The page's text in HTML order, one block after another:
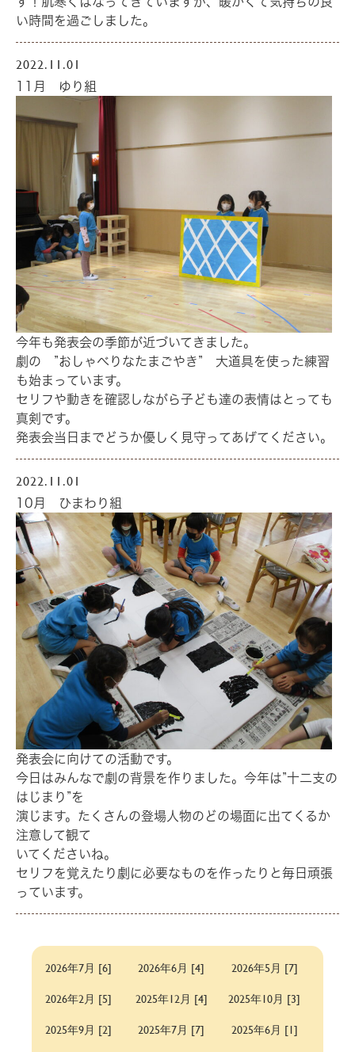
い時間を過ごしました。
2022.11.01
11月 ゆり組
今年も発表会の季節が近づいてきました。
劇の ”おしゃべりなたまごやき” 大道具を使った練習
も始まっています。
セリフや動きを確認しながら子ども達の表情はとっても
真剣です。
発表会当日までどうか優しく見守ってあげてください。
2022.11.01
10月 ひまわり組
発表会に向けての活動です。
今日はみんなで劇の背景を作りました。今年は”十二支の
はじまり”を
演じます。たくさんの登場人物のどの場面に出てくるか
注意して観て
いてくださいね。
セリフを覚えたり劇に必要なものを作ったりと毎日頑張
っています。
2026年7月 [6] 2026年6月 [4]
2026年5月 [7]
2026年2月 [5]
2025年12月 [4]
2025年10月 [3]
2025年9月 [2]
2025年7月 [7]
2025年6月 [1]